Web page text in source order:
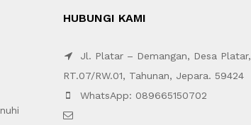
HUBUNGI KAMI
Jl. Platar – Demangan, Desa Platar,
RT.07/RW.01, Tahunan, Jepara. 59424
WhatsApp: 089665150702